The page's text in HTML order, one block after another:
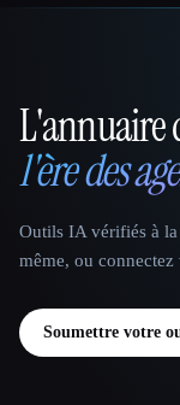
That AI
L'annuaire
l'ère des
Outils IA vérifiés à la
même, ou
Soumettre votre